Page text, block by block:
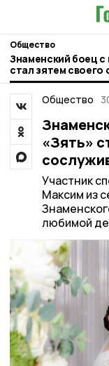
Общество
Знаменский боец
стал зятем своего
Общество
«Зять»
Участник
Максим из
любимой